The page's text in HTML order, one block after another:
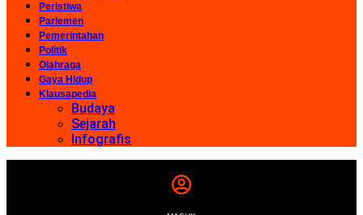
Peristiwa
Parlemen
Pemerintahan
Politik
Olahraga
Gaya Hidup
Klausapedia
Budaya
Sejarah
Infografis